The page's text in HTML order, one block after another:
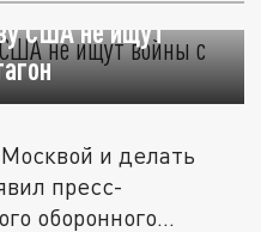
США не ищут
и делать
пресс-
оборонного...